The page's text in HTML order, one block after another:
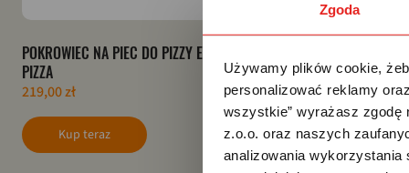
Zgoda
Używamy plików cookie,
personalizować reklamy
wszystkie” wyrażasz zgodę
z.o.o. oraz naszych
analizowania
POKROWIEC NA PIEC DO PIZZY ETNA 16” WIT
PIZZA
219,00 zł
Kup teraz
1 299,00 zł
Kup